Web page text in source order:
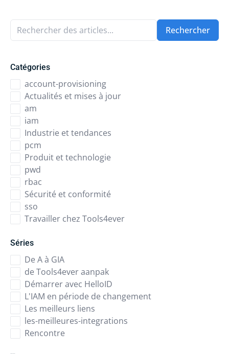
Rechercher des articles... Rechercher
Catégories
account-provisioning
Actualités et mises à jour
am
iam
Industrie et tendances
pcm
Produit et technologie
pwd
rbac
Sécurité et conformité
sso
Travailler chez Tools4ever
Séries
De A à GIA
de Tools4ever aanpak
Démarrer avec HelloID
L'IAM en période de changement
Les meilleurs liens
les-meilleures-integrations
Rencontre